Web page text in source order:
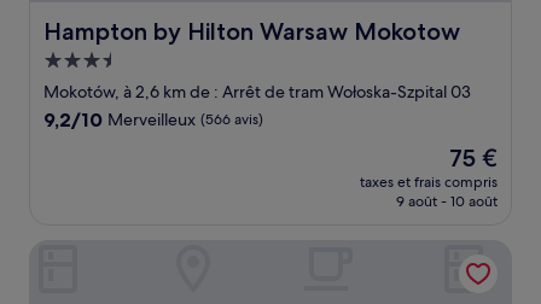
Hampton by Hilton Warsaw Mokotow
Hampton by Hilton Warsaw Mokotow
Hébergement
3.5 étoiles
Mokotów, à 2,6 km de : Arrêt de tram Wołoska-Szpital 03
9.2
9,2/10 Merveilleux (566 avis)
Le
nouveau
prix
de
75 €
75 €
taxes et frais compris
9 août - 10 août